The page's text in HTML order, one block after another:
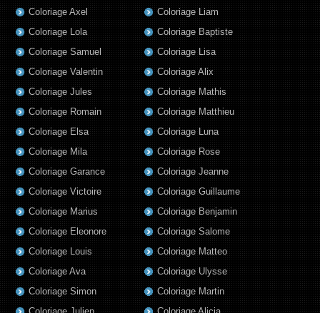
Coloriage Axel
Coloriage Lola
Coloriage Samuel
Coloriage Valentin
Coloriage Jules
Coloriage Romain
Coloriage Elsa
Coloriage Mila
Coloriage Garance
Coloriage Victoire
Coloriage Marius
Coloriage Eleonore
Coloriage Louis
Coloriage Ava
Coloriage Simon
Coloriage Liam
Coloriage Baptiste
Coloriage Lisa
Coloriage Alix
Coloriage Mathis
Coloriage Matthieu
Coloriage Luna
Coloriage Rose
Coloriage Jeanne
Coloriage Guillaume
Coloriage Benjamin
Coloriage Salome
Coloriage Matteo
Coloriage Ulysse
Coloriage Martin